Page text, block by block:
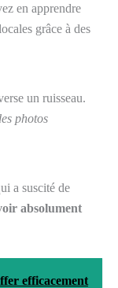
en apprendre
grâce à des
un ruisseau.
photos
a suscité de
absolument
efficacement